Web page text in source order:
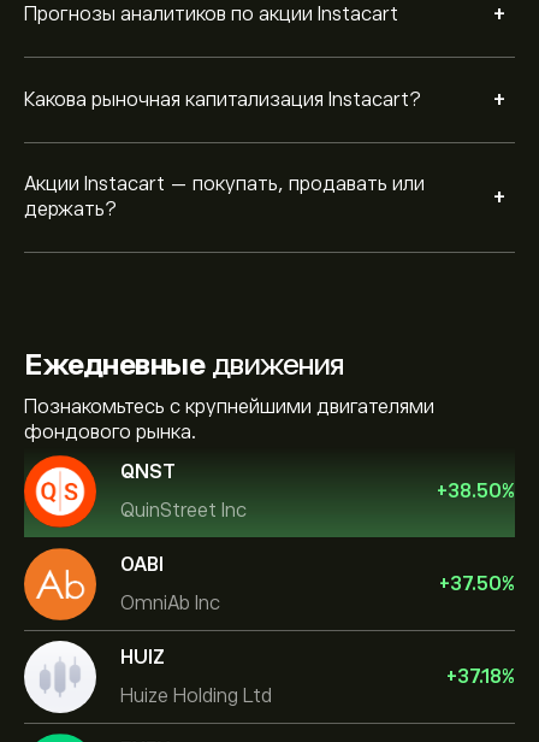
Прогнозы аналитиков по акции Instacart +
Какова рыночная капитализация Instacart? +
Акции Instacart — покупать, продавать или
держать?
+
Ежедневныедвижения
Познакомьтесь с крупнейшими двигателями
фондового рынка.
QNST
QuinStreet Inc
+38.50%
OABI
OmniAb Inc
+37.50%
HUIZ
Huize Holding Ltd
+37.18%